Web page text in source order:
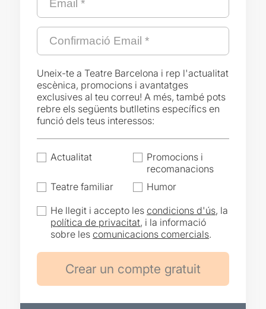
Uneix-te a Teatre Barcelona i rep l'actualitat
escènica, promocions i avantatges
exclusives al teu correu! A més, també pots
rebre els següents butlletins específics en
funció dels teus interessos:
Actualitat
Promocions i
recomanacions
Teatre familiar
Humor
He llegit i accepto lescondicions d'ús, la
política de privacitat, i la informació
sobre lescomunicacions comercials.